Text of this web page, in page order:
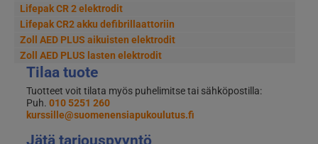
Lifepak CR 2 elektrodit
Lifepak CR2 akku defibrillaattoriin
Zoll AED PLUS aikuisten elektrodit
Zoll AED PLUS lasten elektrodit
Tilaa tuote
Tuotteet voit tilata myös puhelimitse tai sähköpostilla:
Puh. 010 5251 260
kurssille@suomenensiapukoulutus.fi
Jätä tarjouspyyntö